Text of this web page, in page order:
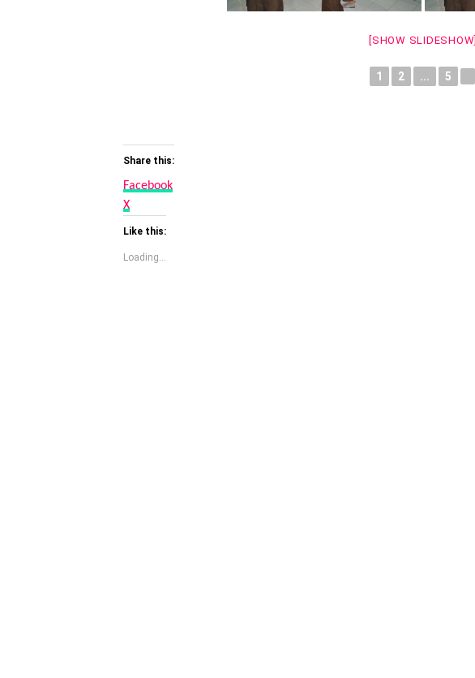
[SHOW SLIDESHOW]
1 2 ... 5
Share this:
Facebook
X
Like this:
Loading...